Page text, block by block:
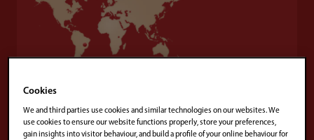
Cookies
We and third parties use cookies and similar technologies on our websites. We
use cookies to ensure our website functions properly, store your preferences,
gain insights into visitor behaviour, and build a profile of your online behaviour for